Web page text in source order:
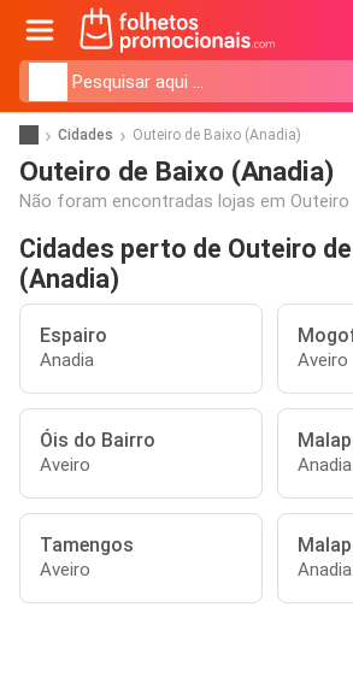
Cidades Outeiro de Baixo (Anadia)
Outeiro de Baixo (Anadia)
Não foram encontradas lojas em Outeiro
Cidades perto de Outeiro
(Anadia)
Espairo
Anadia Aveiro
Óis do Bairro
Aveiro Anadia
Tamengos
Aveiro Anadia